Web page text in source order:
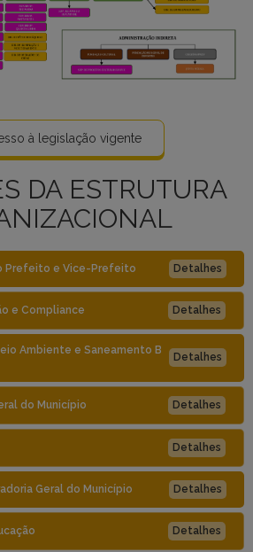
à legislação vigente
DA ESTRUTURA
Prefeito e Vice-Prefeito Detalhes
e Compliance Detalhes
Ambiente e Saneamento B
Detalhes
do Município Detalhes
Detalhes
Geral do Município Detalhes
Detalhes